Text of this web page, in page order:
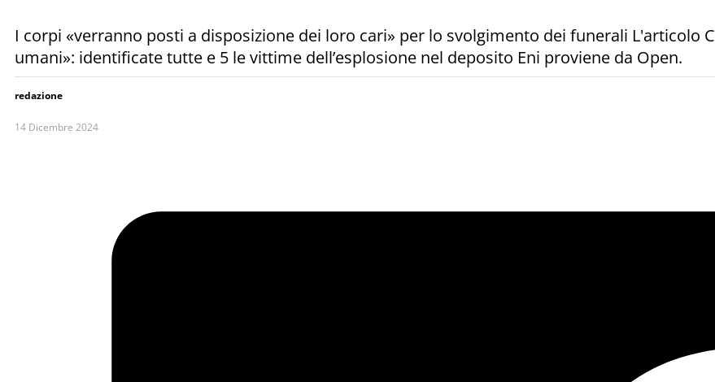
I corpi «verranno posti a disposizione dei loro cari» per lo svolgimento dei funerali L'articolo
umani»: identificate tutte e 5 le vittime dell’esplosione nel deposito Eni proviene da Open.
redazione
14 Dicembre 2024